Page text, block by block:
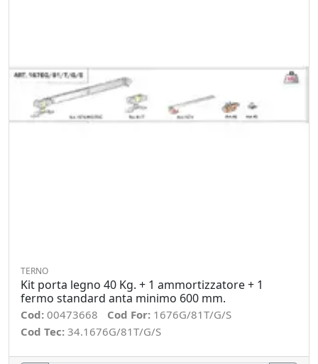
TERNO
Kit porta legno 40 Kg. + 1 ammortizzatore + 1
fermo standard anta minimo 600 mm.
Cod: 00473668 Cod For: 1676G/81T/G/S
Cod Tec: 34.1676G/81T/G/S